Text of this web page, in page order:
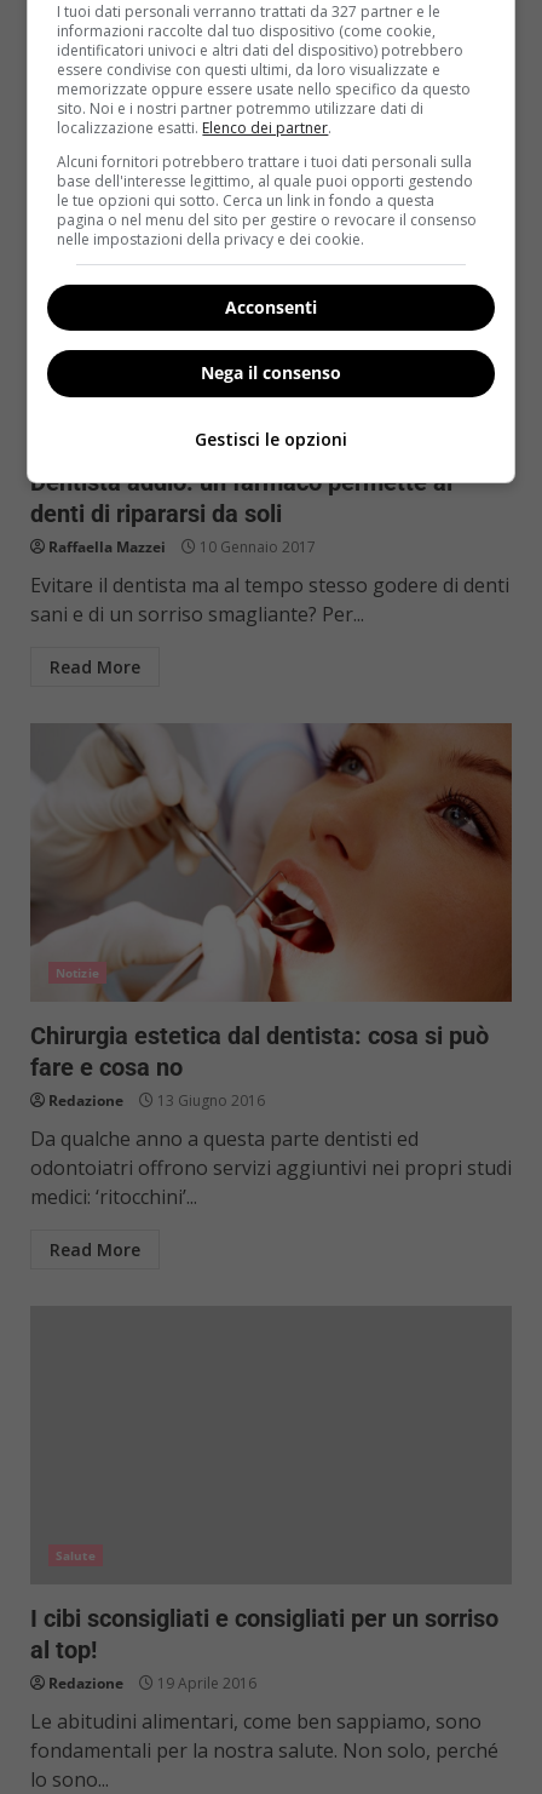
condannarsi a morte prematura: l’allarme arriva dalla
Oral Health Foundation, un...
Read More
Dentista addio: un farmaco permette ai
denti di ripararsi da soli
Raffaella Mazzei 10 Gennaio 2017
Evitare il dentista ma al tempo stesso godere di denti
sani e di un sorriso smagliante? Per...
Read More
Notizie
Chirurgia estetica dal dentista: cosa si può
fare e cosa no
Redazione 13 Giugno 2016
Da qualche anno a questa parte dentisti ed
odontoiatri offrono servizi aggiuntivi nei propri studi
medici: ‘ritocchini’...
Read More
Salute
I cibi sconsigliati e consigliati per un sorriso
al top!
Redazione 19 Aprile 2016
Le abitudini alimentari, come ben sappiamo, sono
fondamentali per la nostra salute. Non solo, perché
lo sono...
I tuoi dati personali verranno trattati da 327 partner e le
informazioni raccolte dal tuo dispositivo (come cookie,
identificatori univoci e altri dati del dispositivo) potrebbero
essere condivise con questi ultimi, da loro visualizzate e
memorizzate oppure essere usate nello specifico da questo
sito. Noi e i nostri partner potremmo utilizzare dati di
localizzazione esatti. Elenco dei partner.
Alcuni fornitori potrebbero trattare i tuoi dati personali sulla
base dell'interesse legittimo, al quale puoi opporti gestendo
le tue opzioni qui sotto. Cerca un link in fondo a questa
pagina o nel menu del sito per gestire o revocare il consenso
nelle impostazioni della privacy e dei cookie.
Acconsenti
Nega il consenso
Gestisci le opzioni